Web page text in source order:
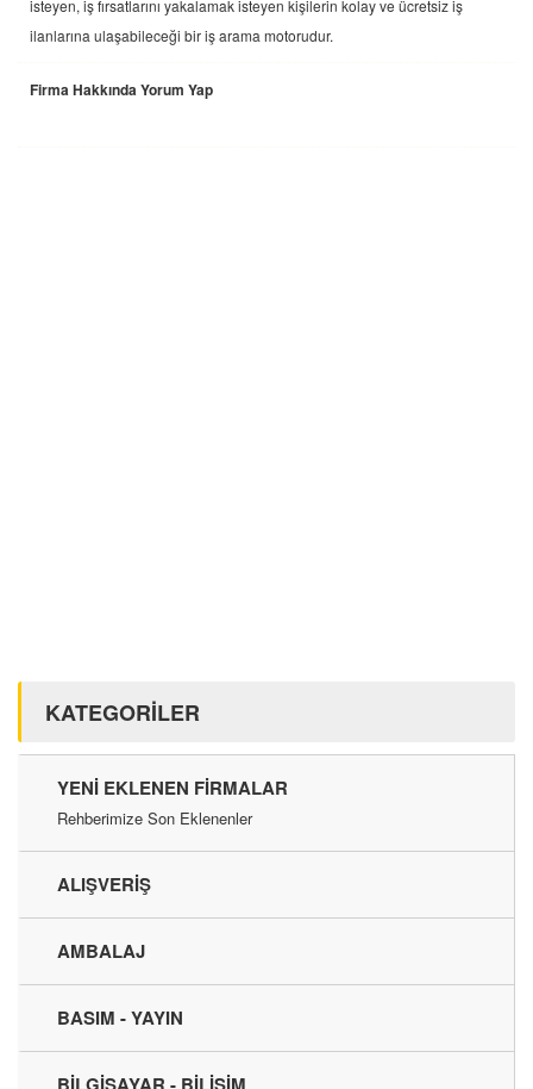
isteyen, iş fırsatlarını yakalamak isteyen kişilerin kolay ve ücretsiz iş
ilanlarına ulaşabileceği bir iş arama motorudur.
Firma Hakkında Yorum Yap
KATEGORİLER
YENI EKLENEN FIRMALAR
Rehberimize Son Eklenenler
ALIŞVERİŞ
AMBALAJ
BASIM - YAYIN